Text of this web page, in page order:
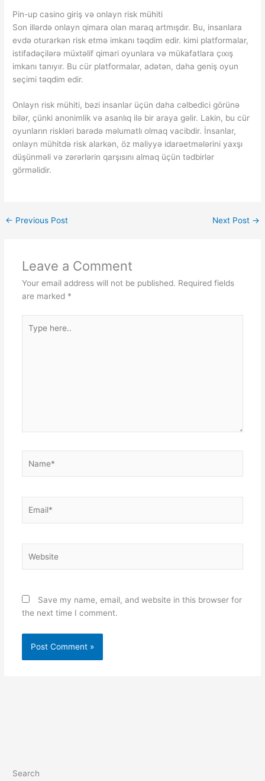
Pin-up casino giriş və onlayn risk mühiti
Son illərdə onlayn qimara olan maraq artmışdır. Bu, insanlara
evdə oturarkən risk etmə imkanı təqdim edir. kimi platformalar,
istifadəçilərə müxtəlif qimari oyunlara və mükafatlara çıxış
imkanı tanıyır. Bu cür platformalar, adətən, daha geniş oyun
seçimi təqdim edir.
Onlayn risk mühiti, bəzi insanlar üçün daha cəlbedici görünə
bilər, çünki anonimlik və asanlıq ilə bir araya gəlir. Lakin, bu cür
oyunların riskləri barədə məlumatlı olmaq vacibdir. İnsanlar,
onlayn mühitdə risk alarkən, öz maliyyə idarəetmələrini yaxşı
düşünməli və zərərlərin qarşısını almaq üçün tədbirlər
görməlidir.
← Previous Post Next Post →
Leave a Comment
Your email address will not be published. Required fields
are marked *
here..
Save my name, email, and website in this browser for
the next time I comment.
Search